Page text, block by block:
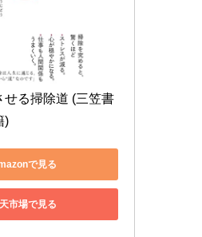
せる掃除道 (三笠書
)
で見る
市場で見る